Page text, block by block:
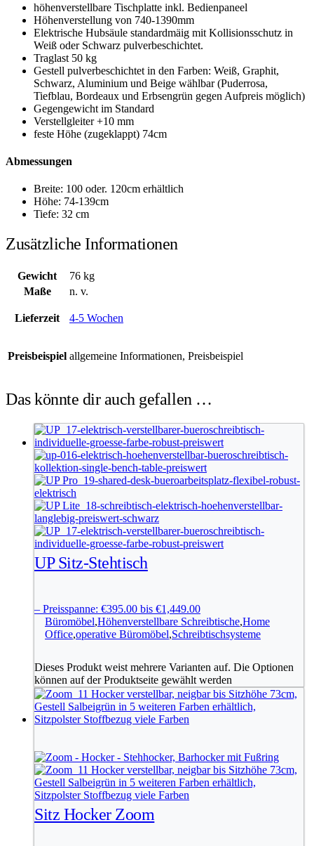
höhenverstellbare Tischplatte inkl. Bedienpaneel
Höhenverstellung von 740-1390mm
Elektrische Hubsäule standardmäig mit Kollisionsschutz in
Weiß oder Schwarz pulverbeschichtet.
Traglast 50 kg
Gestell pulverbeschichtet in den Farben: Weiß, Graphit,
Schwarz, Aluminium und Beige wählbar (Puderrosa,
Tiefblau, Bordeaux und Erbsengrün gegen Aufpreis möglich)
Gegengewicht im Standard
Verstellgleiter +10 mm
feste Höhe (zugeklappt) 74cm
Abmessungen
Breite: 100 oder. 120cm erhältlich
Höhe: 74-139cm
Tiefe: 32 cm
Zusätzliche Informationen
Gewicht
76 kg
Maße
n. v.
Lieferzeit 4-5 Wochen
Preisbeispiel allgemeine Informationen, Preisbeispiel
Das könnte dir auch gefallen …
UP Sitz-Stehtisch
– Preisspanne: €395.00 bis €1,449.00
Büromöbel,Höhenverstellbare Schreibtische,Home
Office,operative Büromöbel,Schreibtischsysteme
Dieses Produkt weist mehrere Varianten auf. Die Optionen
können auf der Produktseite gewählt werden
Sitz Hocker Zoom